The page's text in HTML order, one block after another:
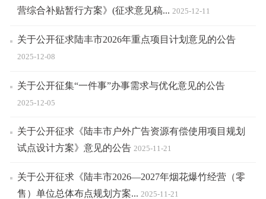
营综合补贴暂行方案》(征求意见稿... 2025-12-11
关于公开征求陆丰市2026年重点项目计划意见的公告
2025-12-08
关于公开征集“一件事”办事需求与优化意见的公告
2025-12-05
关于公开征求《陆丰市户外广告资源有偿使用项目规划
试点设计方案》意见的公告 2025-11-21
关于公开征求《陆丰市2026—2027年烟花爆竹经营（零
售）单位总体布点规划方案... 2025-11-21